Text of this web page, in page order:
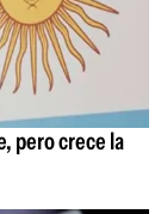
pero crece la